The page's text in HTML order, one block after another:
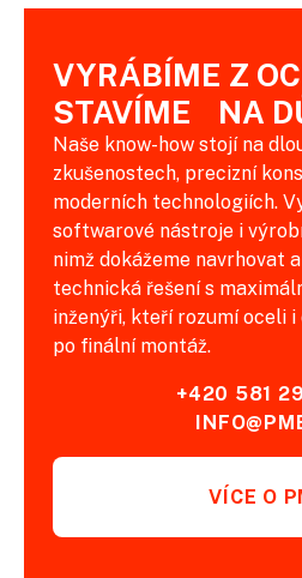
VYRÁBÍME Z
STAVÍME NA
Naše know-how stojí na
zkušenostech, precizní
moderních technologiích.
softwarové nástroje i
nimž dokážeme navrhovat
technická řešení s
inženýři, kteří rozumí oceli
po finální montáž.
+420 581
VÍCE O